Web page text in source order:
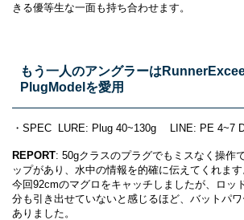
きる優等生な一面も持ち合わせます。
もう一人のアングラーは
PlugModel を愛用
・SPEC LURE: Plug 40~130g LINE: PE 4~7
REPORT: 50gクラスのプラグでもミスなく操作
ップがあり、水中の情報を的確に伝えてくれます
今回92cmのマグロをキャッチしましたが、ロッ
分も引き出せていないと感じるほど、バットパ
ありました。